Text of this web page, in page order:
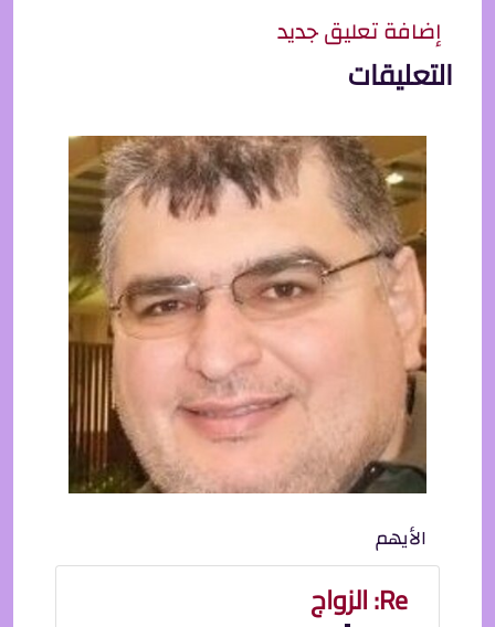
إضافة تعليق جديد
التعليقات
الأيهم
Re: الزواج